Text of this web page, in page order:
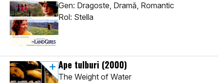
Gen: Dragoste, Dramă, Romantic
Rol: Stella
Ape tulburi (2000)
The Weight of Water